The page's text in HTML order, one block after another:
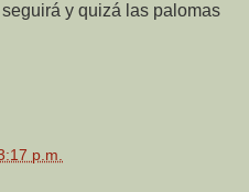
y quizá las palomas
p.m.